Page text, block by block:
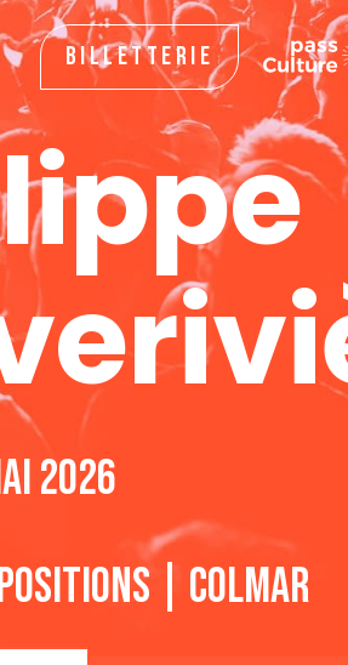
Billetterie
2026
| Colmar